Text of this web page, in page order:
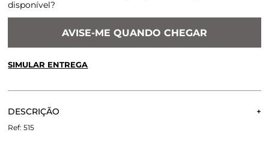
disponível?
AVISE-ME QUANDO CHEGAR
SIMULAR ENTREGA
DESCRIÇÃO
A Sandália Florença traz forte a identidade da Paula Torres
515